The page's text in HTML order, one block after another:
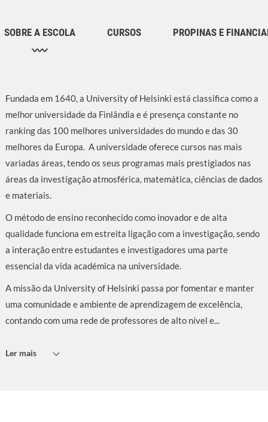
SOBRE A ESCOLA CURSOS PROPINAS E
Fundada em 1640, a University of Helsinki está classifica como a
melhor universidade da Finlândia e é presença constante no
ranking das 100 melhores universidades do mundo e das 30
melhores da Europa. A universidade oferece cursos nas mais
variadas áreas, tendo os seus programas mais prestigiados nas
áreas da investigação atmosférica, matemática, ciências de dados
e materiais.
O método de ensino reconhecido como inovador e de alta
qualidade funciona em estreita ligação com a investigação, sendo
a interação entre estudantes e investigadores uma parte
essencial da vida académica na universidade.
A missão da University of Helsinki passa por fomentar e manter
uma comunidade e ambiente de aprendizagem de excelência,
contando com uma rede de professores de alto nível e...
Ler mais